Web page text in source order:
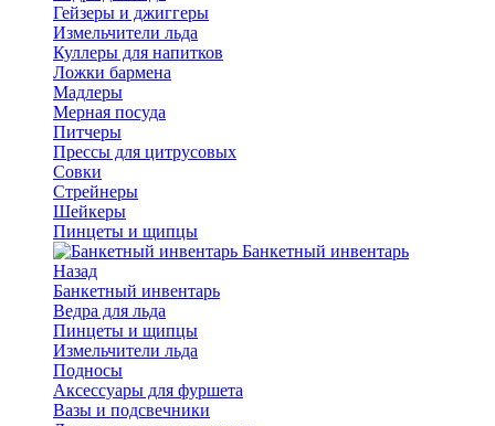
Гейзеры и джиггеры
Измельчители льда
Куллеры для напитков
Ложки бармена
Мадлеры
Мерная посуда
Питчеры
Прессы для цитрусовых
Совки
Стрейнеры
Шейкеры
Пинцеты и щипцы
Банкетный инвентарь
Назад
Банкетный инвентарь
Ведра для льда
Пинцеты и щипцы
Измельчители льда
Подносы
Аксессуары для фуршета
Вазы и подсвечники